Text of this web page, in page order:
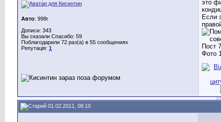
Авто: 998г
Дописи: 343
Вы сказали Спасибо: 59
Поблагодарили 72 раз(а) в 55 сообщениях
Репутація: 1
это
Если
01.02.2011, 08:10